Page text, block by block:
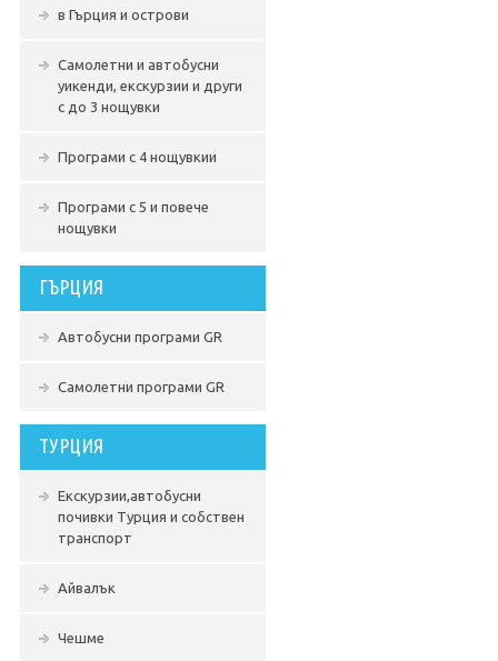
в Гърция и острови
Самолетни и автобусни
уикенди, екскурзии и други
с до 3 нощувки
Програми с 4 нощувкии
Програми с 5 и повече
нощувки
ГЪРЦИЯ
Автобусни програми GR
Самолетни програми GR
ТУРЦИЯ
Екскурзии,автобусни
почивки Турция и собствен
транспорт
Айвалък
Чешме